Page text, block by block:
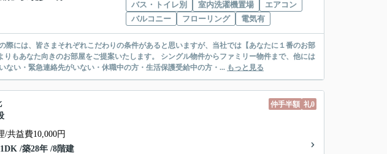
バス・トイレ別
室内洗濯機置場
エアコン
バルコニー
フローリング 電気有
ご提案いたします。 シングル物件からファミリー物件まで、他には
富にご紹介しております。 保証人がいない・緊急連絡先がいない・休職中の方・生活保護受給中の方・... もっと見る
仲手半額 礼0
/共益費10,000円
/築28年 /8階建